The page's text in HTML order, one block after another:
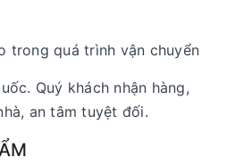
trong quá trình vận chuyển
Quý khách nhận hàng,
an tâm tuyệt đối.